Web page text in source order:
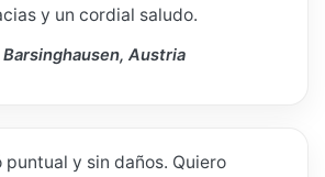
y un cordial saludo.
Austria
y sin daños. Quiero